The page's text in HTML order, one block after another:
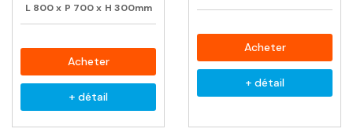
L 800 x P 700 x H 300mm
Acheter
+ détail
Acheter
+ détail